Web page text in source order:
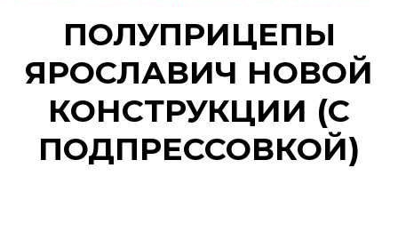
ПОЛУПРИЦЕПЫ
ЯРОСЛАВИЧ НОВОЙ
КОНСТРУКЦИИ (С
ПОДПРЕССОВКОЙ)